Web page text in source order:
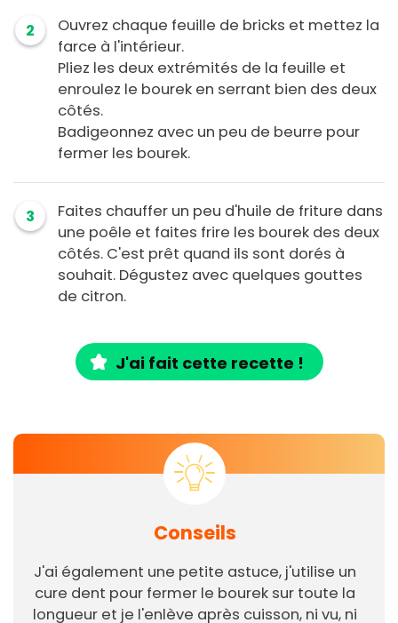
2
Ouvrez chaque feuille de bricks et mettez la
farce à l'intérieur.
Pliez les deux extrémités de la feuille et
enroulez le bourek en serrant bien des deux
côtés.
Badigeonnez avec un peu de beurre pour
fermer les bourek.
3
Faites chauffer un peu d'huile de friture dans
une poêle et faites frire les bourek des deux
côtés. C'est prêt quand ils sont dorés à
souhait. Dégustez avec quelques gouttes
de citron.
J'ai fait cette recette !
Conseils
J'ai également une petite astuce, j'utilise un
cure dent pour fermer le bourek sur toute la
longueur et je l'enlève après cuisson, ni vu, ni